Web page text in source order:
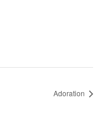
Adoration